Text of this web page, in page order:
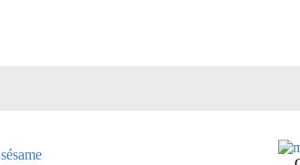
sésame